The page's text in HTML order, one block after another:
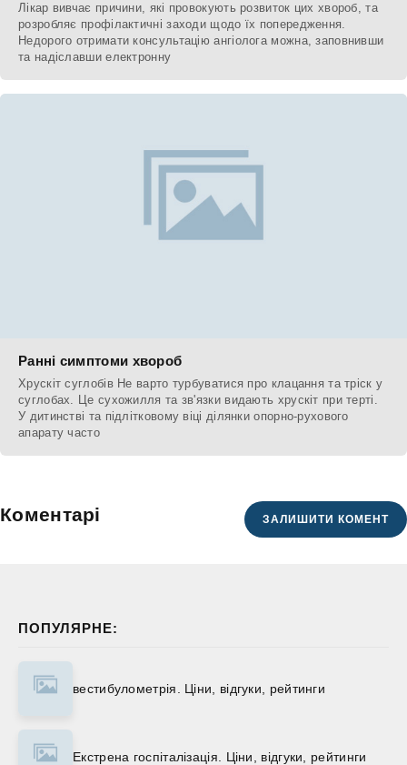
ПОПУЛЯРНЕ:
вестибулометрія. Ціни, відгуки, рейтинги
Екстрена госпіталізація. Ціни, відгуки, рейтинги
Лікар вивчає причини, які провокують розвиток цих хвороб, та
розробляє профілактичні заходи щодо їх попередження.
Недорого отримати консультацію ангіолога можна, заповнивши
та надіславши електронну
Ранні симптоми хвороб
Хрускіт суглобів Не варто турбуватися про клацання та тріск у
суглобах. Це сухожилля та зв'язки видають хрускіт при терті.
У дитинстві та підлітковому віці ділянки опорно-рухового
апарату часто
Коментарі ЗАЛИШИТИ КОМЕНТ